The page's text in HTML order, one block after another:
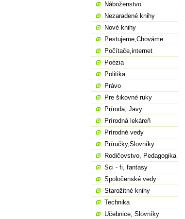
Náboženstvo
Nezaradené knihy
Nové knihy
Pestujeme,Chováme
Počítače,internet
Poézia
Politika
Právo
Pre šikovné ruky
Príroda, Javy
Prírodná lekáreň
Prírodné vedy
Príručky,Slovníky
Rodičovstvo, Pedagogika
Sci - fi, fantasy
Spoločenské vedy
Starožitné knihy
Technika
Učebnice, Slovníky